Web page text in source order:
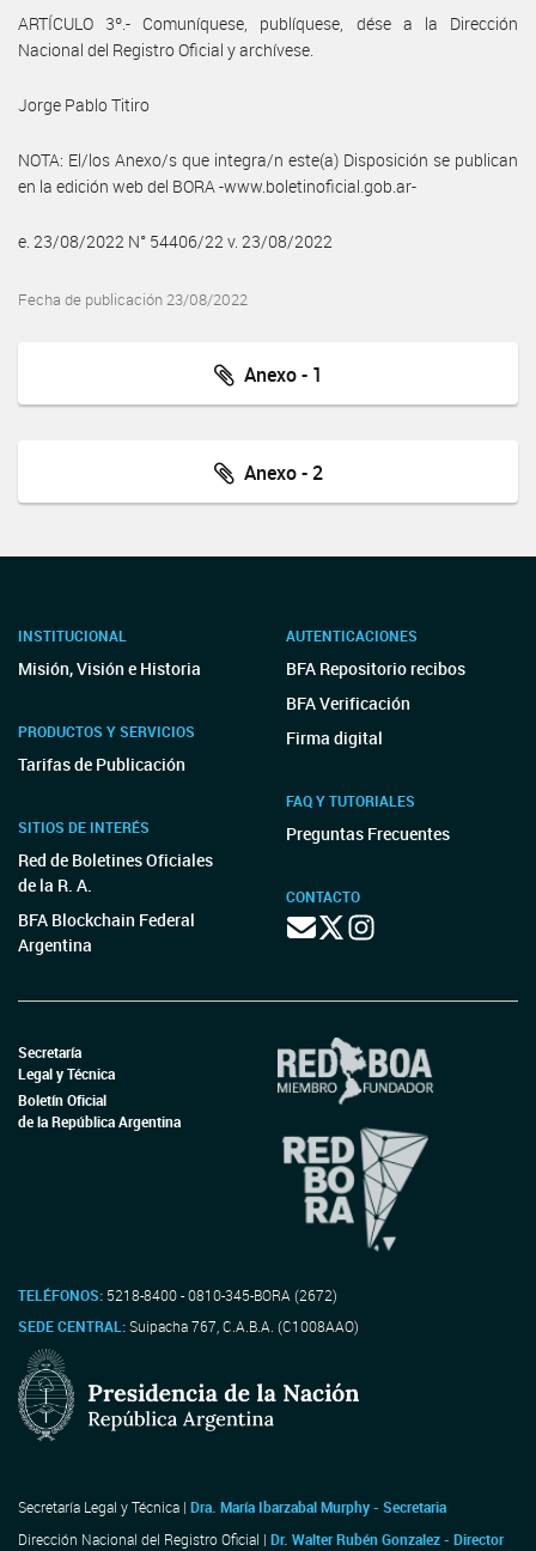
ARTÍCULO 3º.- Comuníquese, publíquese, dése a la Dirección
Nacional del Registro Oficial y archívese.
Jorge Pablo Titiro
NOTA: El/los Anexo/s que integra/n este(a) Disposición se publican
en la edición web del BORA -www.boletinoficial.gob.ar-
e. 23/08/2022 N° 54406/22 v. 23/08/2022
Fecha de publicación 23/08/2022
Anexo - 1
Anexo - 2
INSTITUCIONAL
Misión, Visión e Historia
PRODUCTOS Y SERVICIOS
Tarifas de Publicación
SITIOS DE INTERÉS
Red de Boletines Oficiales
de la R. A.
BFA Blockchain Federal
Argentina
AUTENTICACIONES
BFA Repositorio recibos
BFA Verificación
Firma digital
FAQ Y TUTORIALES
Preguntas Frecuentes
CONTACTO
Secretaría
Legal y Técnica
Boletín Oficial
de la República Argentina
TELÉFONOS: 5218-8400 - 0810-345-BORA (2672)
SEDE CENTRAL:Suipacha 767, C.A.B.A. (C1008AAO)
Secretaría Legal y Técnica | Dra. María Ibarzabal Murphy - Secretaria
Dirección Nacional del Registro Oficial | Dr. Walter Rubén Gonzalez - Director